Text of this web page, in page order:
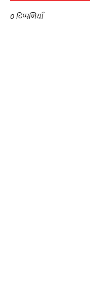
0 टिप्पणियाँ